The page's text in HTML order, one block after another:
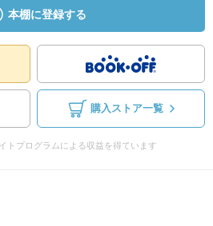
本棚に登録する
購入ストア一覧
トプログラムによる収益を得ています